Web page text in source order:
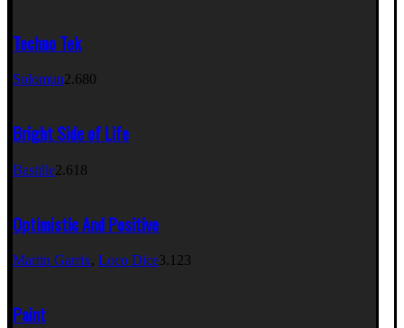
Techno Tek
Solomun2.680
Bright Side of Life
Bastille2.618
Optimistic And Positive
Martin Garrix, Loco Dice3.123
Paint